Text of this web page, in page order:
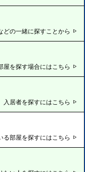
どの一緒に探すことから
屋を探す場合にはこちら
入居者を探すにはこちら
る部屋を探すにはこちら